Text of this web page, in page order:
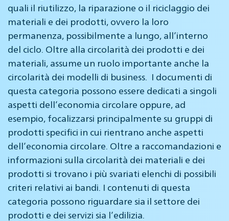
quali il riutilizzo, la riparazione o il riciclaggio dei
materiali e dei prodotti, ovvero la loro
permanenza, possibilmente a lungo, all’interno
del ciclo. Oltre alla circolarità dei prodotti e dei
materiali, assume un ruolo importante anche la
circolarità dei modelli di business. I documenti di
questa categoria possono essere dedicati a singoli
aspetti dell’economia circolare oppure, ad
esempio, focalizzarsi principalmente su gruppi di
prodotti specifici in cui rientrano anche aspetti
dell’economia circolare. Oltre a raccomandazioni e
informazioni sulla circolarità dei materiali e dei
prodotti si trovano i più svariati elenchi di possibili
criteri relativi ai bandi. I contenuti di questa
categoria possono riguardare sia il settore dei
prodotti e dei servizi sia l’edilizia.